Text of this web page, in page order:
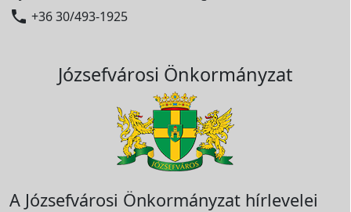
 +36 30/493-1925
Józsefvárosi Önkormányzat
A Józsefvárosi Önkormányzat hírlevelei